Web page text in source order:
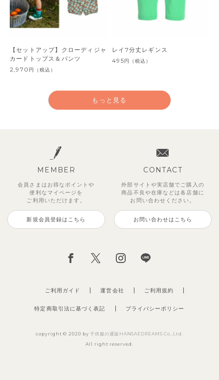
【セットアップ】クローディジャ
カードトップス＆パンツ
2,970 円 （税込）
レイ7分丈レギンス
495円 （税込）
1,980
（税込）
990円 （税込）
3,960
（税込）
もっと見る
MEMBER
会員さまはお得なポイントや
便利な マイページを
ご利用いただけます。
新規会員登録はこちら
CONTACT
外部サイトや実店舗でご購入の
商品不良や在庫などは各店舗に
お問い合わせください。
お問い合わせはこちら
ご利用ガイド 運営会社
特定商取引法に基づく表記 プライバシーポリシー
ご利用規約
copyright © 2020 by子供服の通販HANSAEDREAMS Co.,Ltd.
All right reserved.